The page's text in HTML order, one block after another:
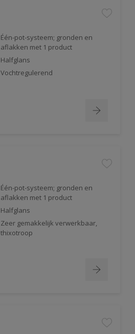
Één-pot-systeem; gronden en
aflakken met 1 product
Halfglans
Vochtregulerend
Één-pot-systeem; gronden en
aflakken met 1 product
Halfglans
Zeer gemakkelijk verwerkbaar,
thixotroop